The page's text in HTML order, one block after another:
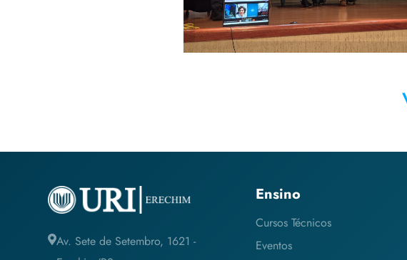
Av. Sete de Setembro, 1621 -
Ensino
Cursos Técnicos
Eventos